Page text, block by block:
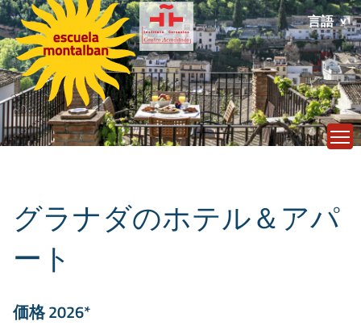
言語
グラナダのホテル＆アパ
ート
価格 2026*